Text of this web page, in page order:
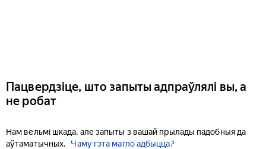
Пацвердзіце, што запыты адпраўлялі вы, а
не робат
Нам вельмі шкада, але запыты з вашай прылады падобныя да
аўтаматычных.
Чаму гэта магло адбыцца?